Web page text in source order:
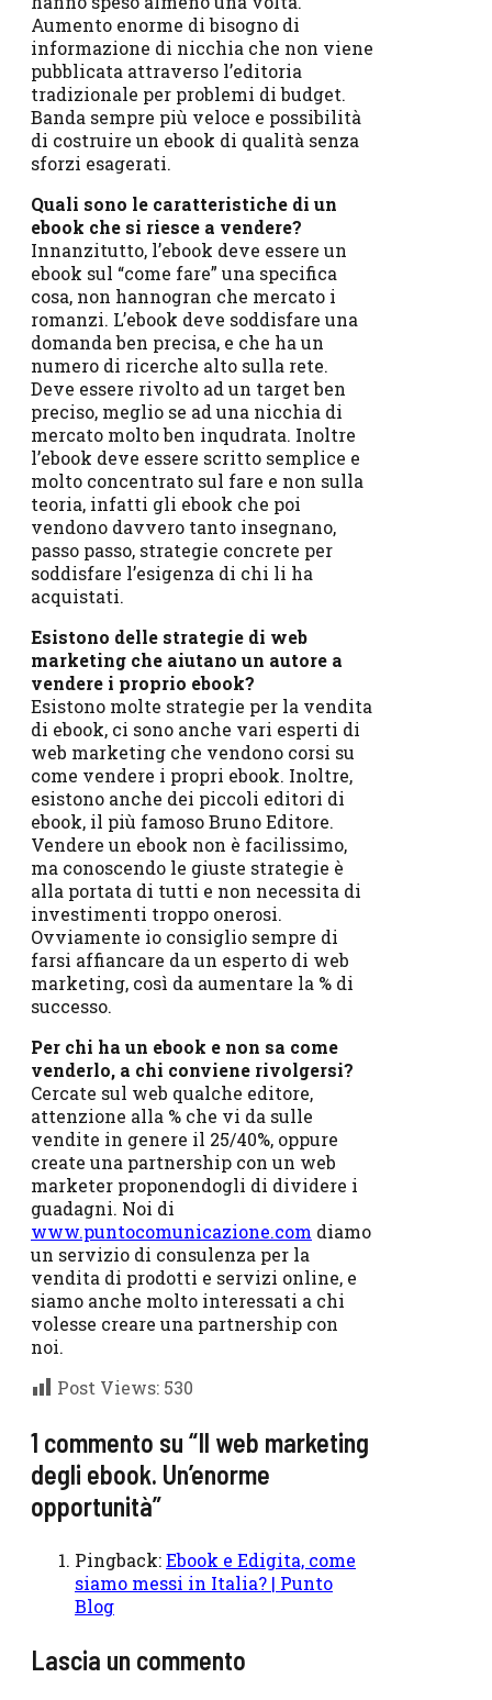
Aumento enorme di bisogno di
informazione di nicchia che non viene
pubblicata attraverso l’editoria
tradizionale per problemi di budget.
Banda sempre più veloce e possibilità
di costruire un ebook di qualità senza
sforzi esagerati.
Quali sono le caratteristiche di un
ebook che si riesce a vendere?
Innanzitutto, l’ebook deve essere un
ebook sul “come fare” una specifica
cosa, non hannogran che mercato i
romanzi. L’ebook deve soddisfare una
domanda ben precisa, e che ha un
numero di ricerche alto sulla rete.
Deve essere rivolto ad un target ben
preciso, meglio se ad una nicchia di
mercato molto ben inqudrata. Inoltre
l’ebook deve essere scritto semplice e
molto concentrato sul fare e non sulla
teoria, infatti gli ebook che poi
vendono davvero tanto insegnano,
passo passo, strategie concrete per
soddisfare l’esigenza di chi li ha
acquistati.
Esistono delle strategie di web
marketing che aiutano un autore a
vendere i proprio ebook?
Esistono molte strategie per la vendita
di ebook, ci sono anche vari esperti di
web marketing che vendono corsi su
come vendere i propri ebook. Inoltre,
esistono anche dei piccoli editori di
ebook, il più famoso Bruno Editore.
Vendere un ebook non è facilissimo,
ma conoscendo le giuste strategie è
alla portata di tutti e non necessita di
investimenti troppo onerosi.
Ovviamente io consiglio sempre di
farsi affiancare da un esperto di web
marketing, così da aumentare la % di
successo.
Per chi ha un ebook e non sa come
venderlo, a chi conviene rivolgersi?
Cercate sul web qualche editore,
attenzione alla % che vi da sulle
vendite in genere il 25/40%, oppure
create una partnership con un web
marketer proponendogli di dividere i
guadagni. Noi di
www.puntocomunicazione.com diamo
un servizio di consulenza per la
vendita di prodotti e servizi online, e
siamo anche molto interessati a chi
volesse creare una partnership con
noi.
Post Views: 530
1 commento su “Il web marketing
degli ebook. Un’enorme
opportunità”
Pingback:Ebook e Edigita, come
siamo messi in Italia? | Punto
Blog
Lascia un commento